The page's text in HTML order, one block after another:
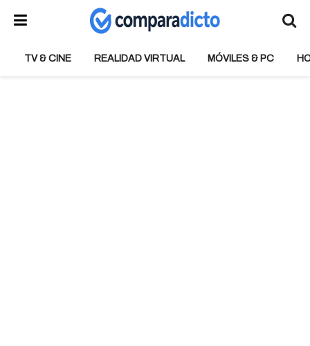
TV & CINE REALIDAD VIRTUAL MÓVILES & PC